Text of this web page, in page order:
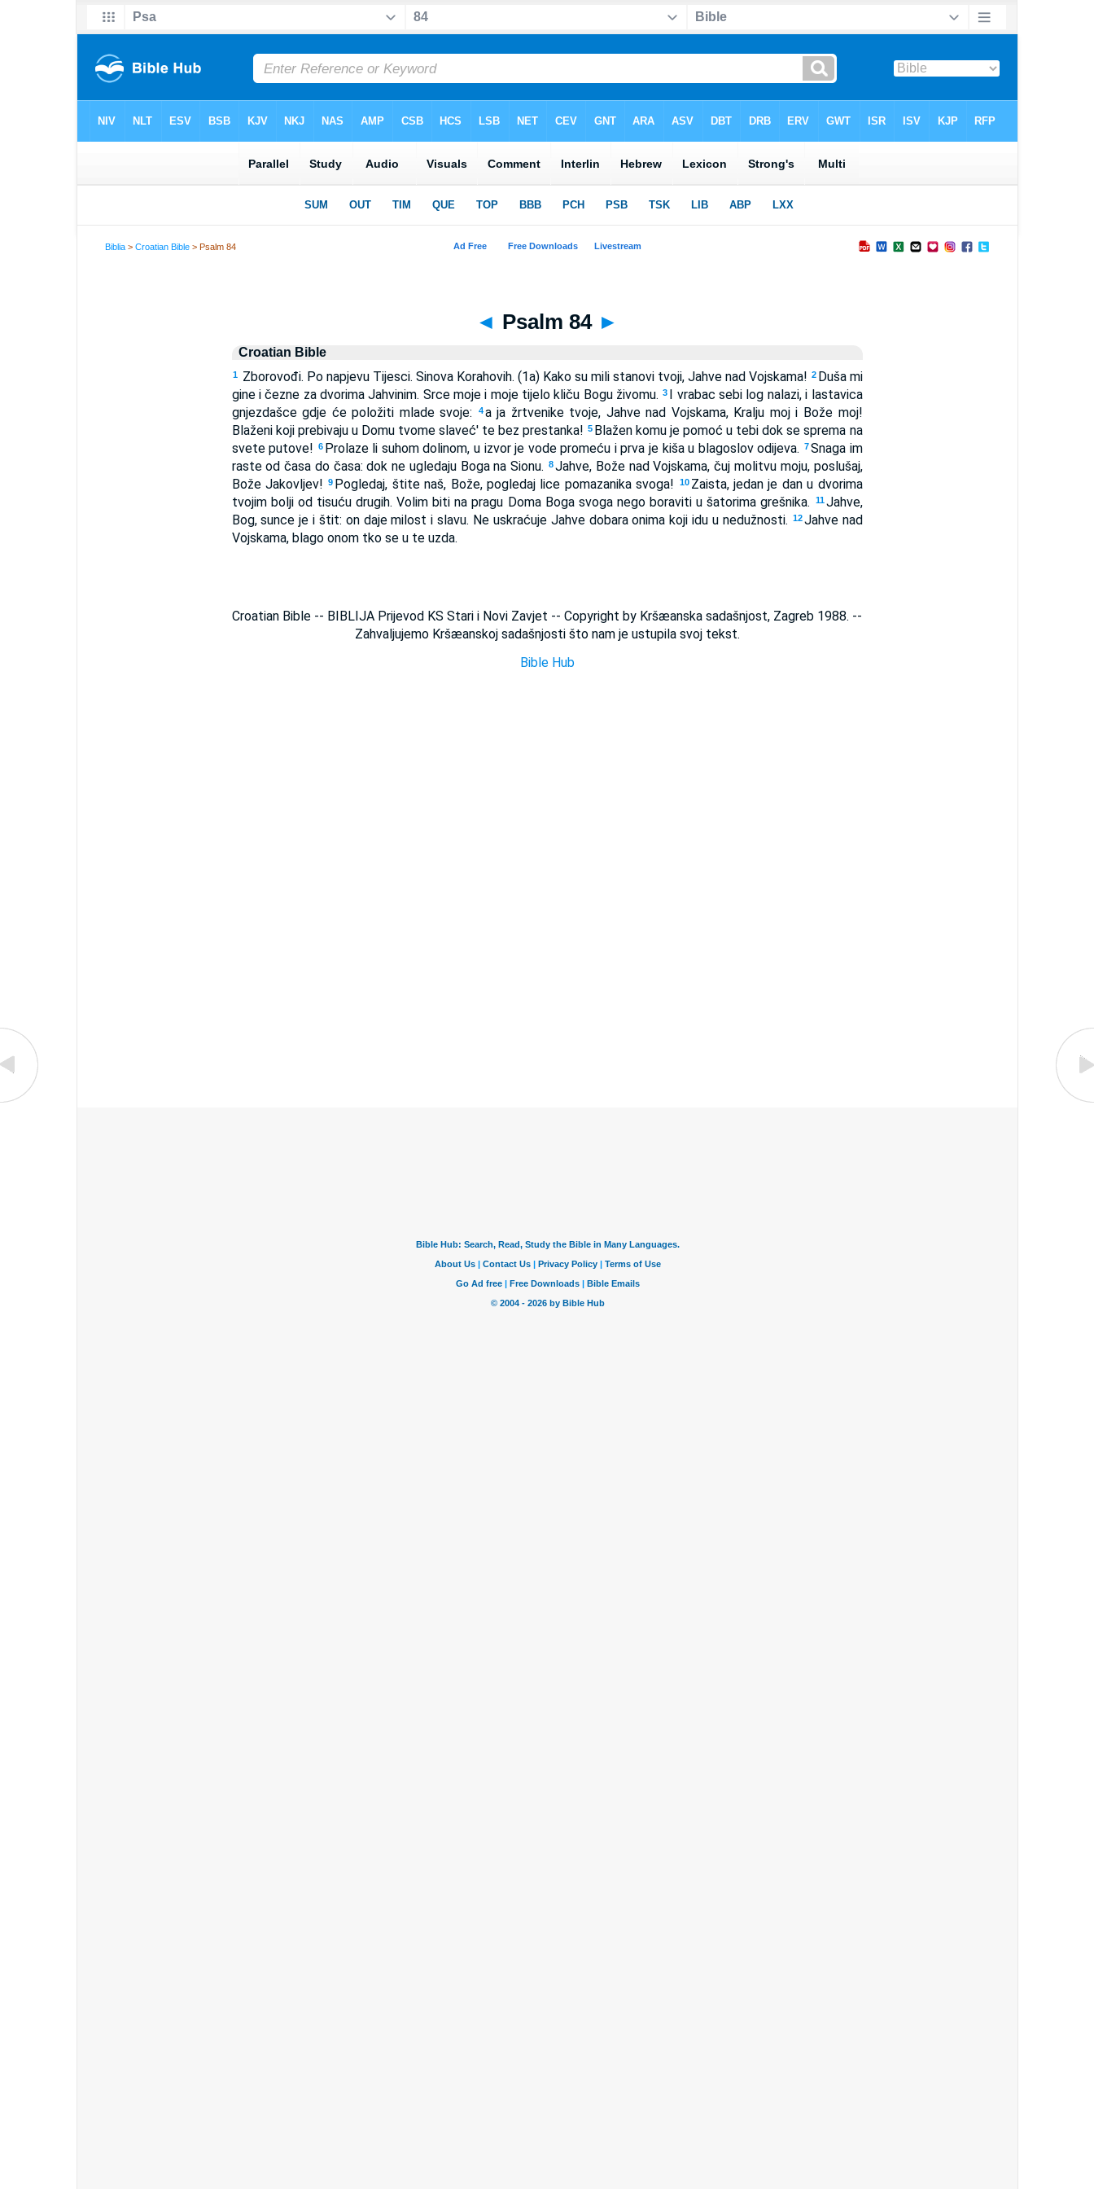
Biblia >Croatian Bible > Psalm 84
◄ Psalm 84 ►
Croatian Bible
1 Zborovođi. Po napjevu Tijesci. Sinova Korahovih. (1a) Kako su mili stanovi tvoji, Jahve nad Vojskama! 2 Duša mi
gine i čezne za dvorima Jahvinim. Srce moje i moje tijelo kliču Bogu živomu. 3 I vrabac sebi log nalazi, i lastavica
gnjezdašce gdje će položiti mlade svoje:
4a ja žrtvenike tvoje, Jahve nad Vojskama, Kralju moj i Bože moj!
Blaženi koji prebivaju u Domu tvome slaveć' te bez prestanka! 5 Blažen komu je pomoć u tebi dok se sprema na
svete putove! 6 Prolaze li suhom dolinom, u izvor je vode promeću i prva je kiša u blagoslov odijeva. 7Snaga im
raste od časa do časa: dok ne ugledaju Boga na Sionu. 8Jahve, Bože nad Vojskama, čuj molitvu moju, poslušaj,
Bože Jakovljev!
9 Pogledaj, štite naš, Bože, pogledaj lice pomazanika svoga! 10 Zaista, jedan je dan u dvorima
tvojim bolji od tisuću drugih. Volim biti na pragu Doma Boga svoga nego boraviti u šatorima grešnika.
11 Jahve,
Bog, sunce je i štit: on daje milost i slavu. Ne uskraćuje Jahve dobara onima koji idu u nedužnosti. 12Jahve nad
Vojskama, blago onom tko se u te uzda.
Croatian Bible -- BIBLIJA Prijevod KS Stari i Novi Zavjet -- Copyright by Kršæanska sadašnjost, Zagreb 1988. --
Zahvaljujemo Kršæanskoj sadašnjosti što nam je ustupila svoj tekst.
Bible Hub